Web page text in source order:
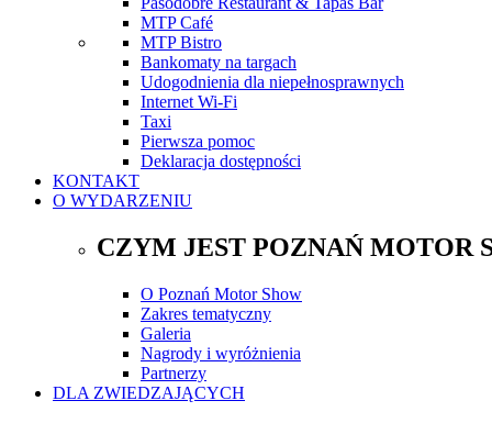
MTP Café
MTP Bistro
Bankomaty na targach
Udogodnienia dla niepełnosprawnych
Internet Wi-Fi
Taxi
Pierwsza pomoc
Deklaracja dostępności
KONTAKT
O WYDARZENIU
CZYM JEST POZNAŃ MOTOR
O Poznań Motor Show
Zakres tematyczny
Galeria
Nagrody i wyróżnienia
Partnerzy
DLA ZWIEDZAJĄCYCH